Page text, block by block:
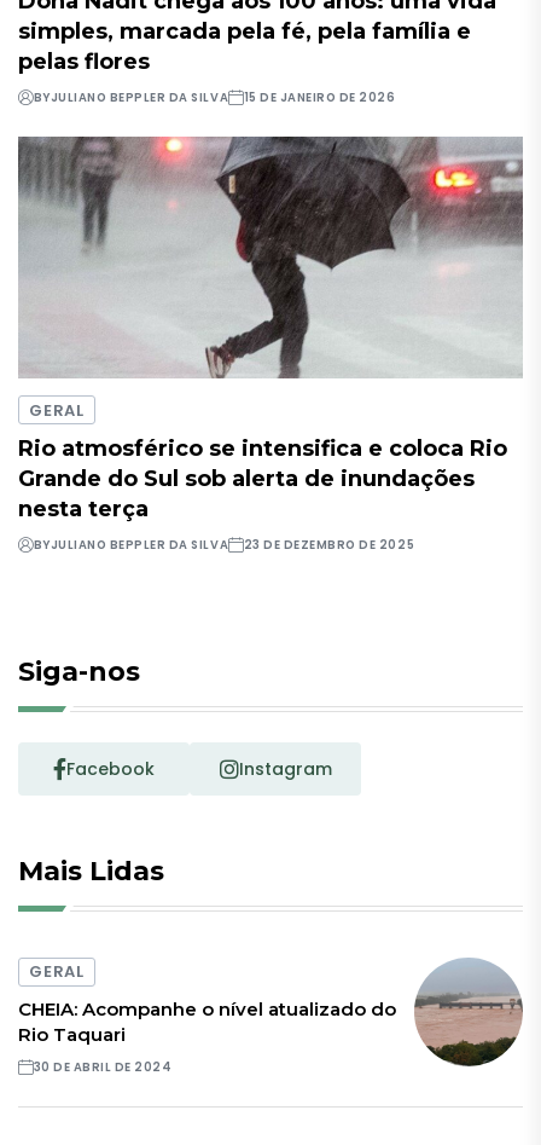
simples, marcada pela fé, pela família e
pelas flores
BYJULIANO BEPPLER DA SILVA 15 DE JANEIRO DE 2026
GERAL
Rio atmosférico se intensifica e coloca Rio
Grande do Sul sob alerta de inundações
nesta terça
BYJULIANO BEPPLER DA SILVA 23 DE DEZEMBRO DE 2025
Siga-nos
Facebook Instagram
Mais Lidas
GERAL
CHEIA: Acompanhe o nível atualizado do
Rio Taquari
30 DE ABRIL DE 2024